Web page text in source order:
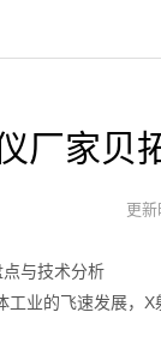
厂家贝
更新
与技术分析
工业的飞速发展，